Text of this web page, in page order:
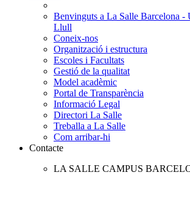
Benvinguts a La Salle Barcelona -
Llull
Coneix-nos
Organització i estructura
Escoles i Facultats
Gestió de la qualitat
Model acadèmic
Portal de Transparència
Informació Legal
Directori La Salle
Treballa a La Salle
Com arribar-hi
Contacte
LA SALLE CAMPUS